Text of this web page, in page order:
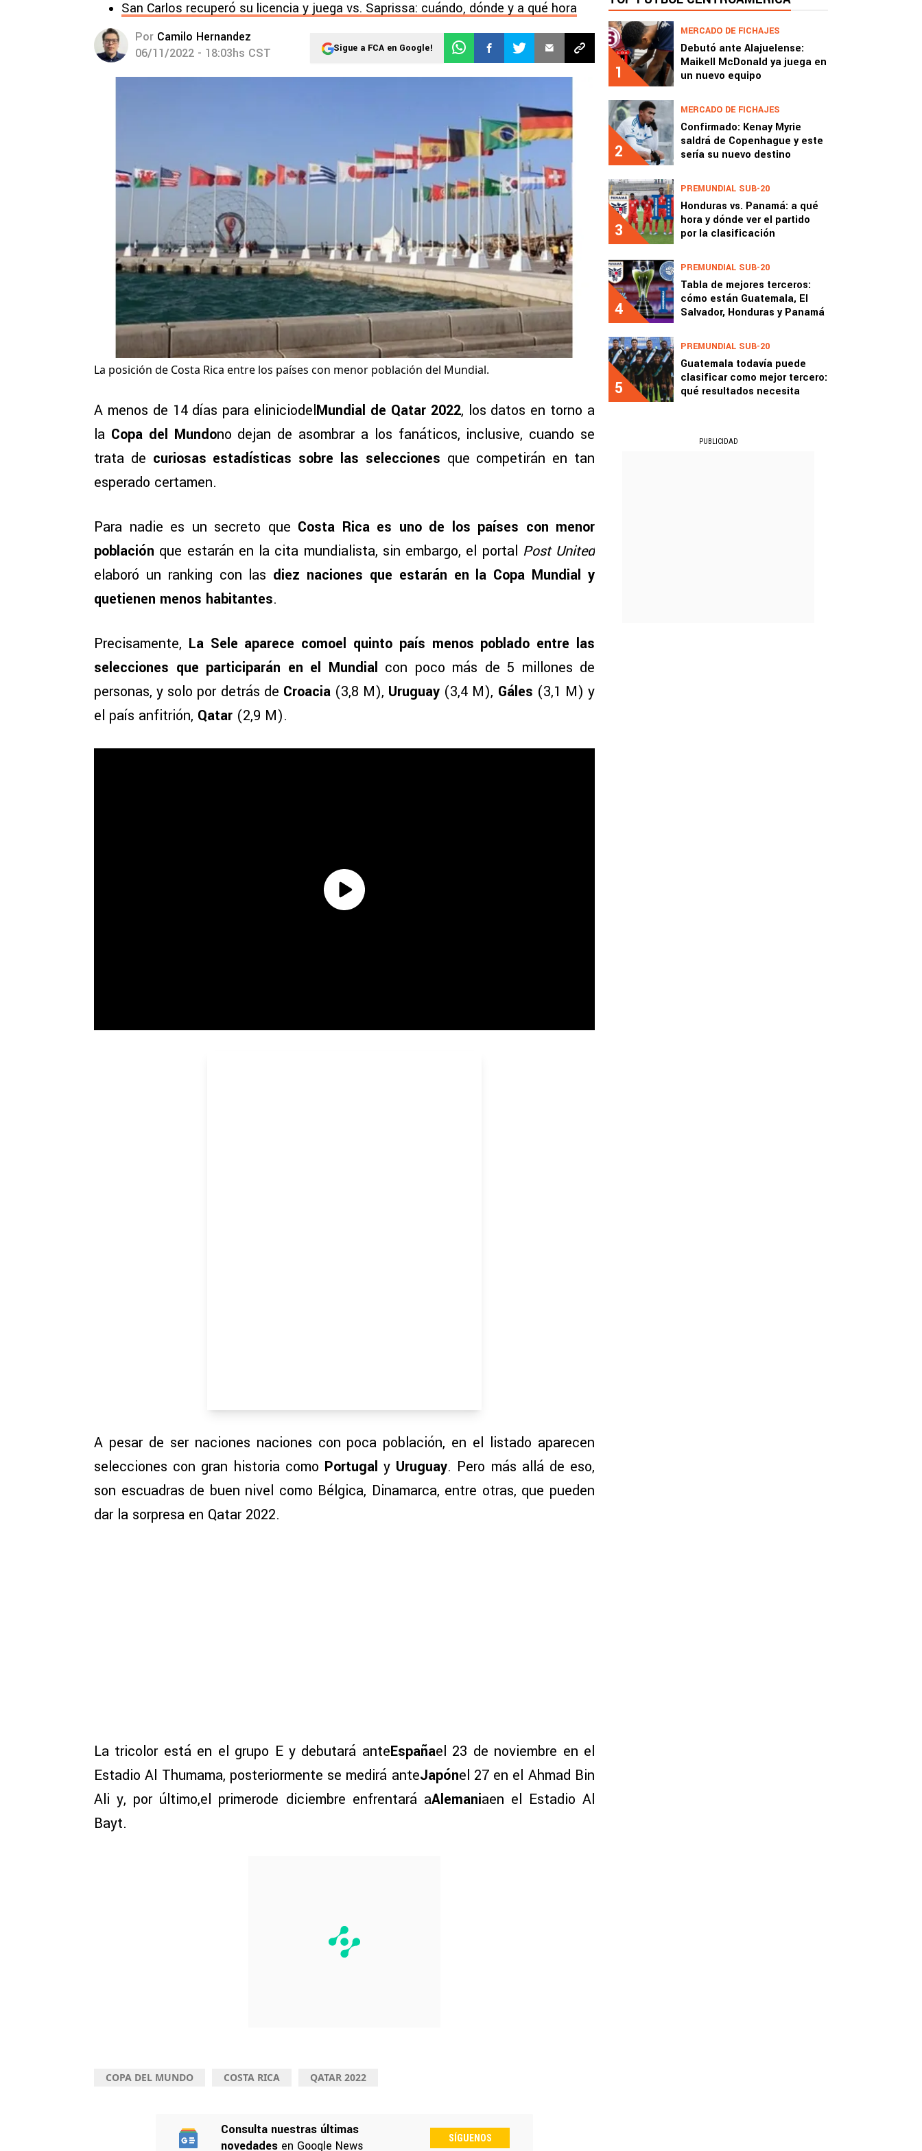
San Carlos recuperó su licencia y juega vs. Saprissa: cuándo, dónde y a qué hora
Por Camilo Hernandez
06/11/2022 - 18:03hs CST
Sigue a FCA en Google!
La posición de Costa Rica entre los países con menor población del Mundial.
A menos de 14 días para eliniciodelMundial de Qatar 2022, los datos en torno a
la Copa del Mundono dejan de asombrar a los fanáticos, inclusive, cuando se
trata de curiosas estadísticas sobre las selecciones que competirán en tan
esperado certamen.
Para nadie es un secreto que Costa Rica es uno de los países con menor
población que estarán en la cita mundialista, sin embargo, el portal Post United
elaboró un ranking con las diez naciones que estarán en la Copa Mundial y
quetienen menos habitantes.
Precisamente, La Sele aparece comoel quinto país menos poblado entre las
selecciones que participarán en el Mundial con poco más de 5 millones de
personas, y solo por detrás de Croacia(3,8 M), Uruguay (3,4 M), Gáles (3,1 M) y
el país anfitrión, Qatar (2,9 M).
A pesar de ser naciones naciones con poca población, en el listado aparecen
selecciones con gran historia como Portugaly Uruguay. Pero más allá de eso,
son escuadras de buen nivel como Bélgica, Dinamarca, entre otras, que pueden
dar la sorpresa en Qatar 2022.
La tricolor está en el grupo E y debutará anteEspañael 23 de noviembre en el
Estadio Al Thumama, posteriormente se medirá anteJapónel 27 en el Ahmad Bin
Ali y, por último,el primerode diciembre enfrentará aAlemaniaen el Estadio Al
Bayt.
COPA DEL MUNDO COSTA RICA QATAR 2022
Consulta nuestras últimas
novedades en Google News
SÍGUENOS
1
MERCADO DE FICHAJES
Debutó ante Alajuelense:
Maikell McDonald ya juega en
un nuevo equipo
2
MERCADO DE FICHAJES
Confirmado: Kenay Myrie
saldrá de Copenhague y este
sería su nuevo destino
3
PREMUNDIAL SUB-20
Honduras vs. Panamá: a qué
hora y dónde ver el partido
por la clasificación
4
PREMUNDIAL SUB-20
Tabla de mejores terceros:
cómo están Guatemala, El
Salvador, Honduras y Panamá
5
PREMUNDIAL SUB-20
Guatemala todavía puede
clasificar como mejor tercero:
qué resultados necesita
PUBLICIDAD